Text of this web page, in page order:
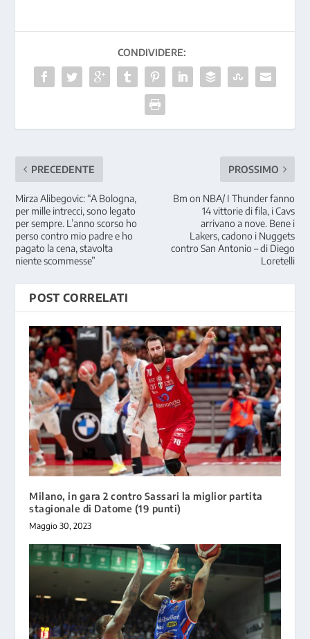
CONDIVIDERE:
PRECEDENTE
Mirza Alibegovic: “A Bologna,
per mille intrecci, sono legato
per sempre. L’anno scorso ho
perso contro mio padre e ho
pagato la cena, stavolta
niente scommesse”
PROSSIMO
Bm on NBA/ I Thunder fanno
14 vittorie di fila, i Cavs
arrivano a nove. Bene i
Lakers, cadono i Nuggets
contro San Antonio – di Diego
Loretelli
POST CORRELATI
Milano, in gara 2 contro Sassari la miglior partita
stagionale di Datome (19 punti)
Maggio 30, 2023